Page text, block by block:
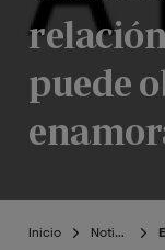
puede
Inicio Noticias